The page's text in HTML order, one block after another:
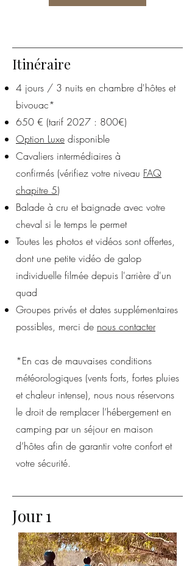
Itinéraire
​4 jours / 3 nuits en chambre d'hôtes et
bivouac*
650 € (tarif 2027 : 800€)
Option Luxe disponible
Cavaliers intermédiaires à
confirmés (vérifiez votre niveau FAQ
chapitre 5)
Balade à cru et baignade avec votre
cheval si le temps le permet
Toutes les photos et vidéos sont offertes,
dont une petite vidéo de galop
individuelle filmée depuis l'arrière d'un
quad
Groupes privés et dates supplémentaires
possibles, merci de nous contacter
*En cas de mauvaises conditions
météorologiques (vents forts, fortes pluies
et chaleur intense), nous nous réservons
le droit de remplacer l’hébergement en
camping par un séjour en maison
d’hôtes afin de garantir votre confort et
votre sécurité.
Jour 1